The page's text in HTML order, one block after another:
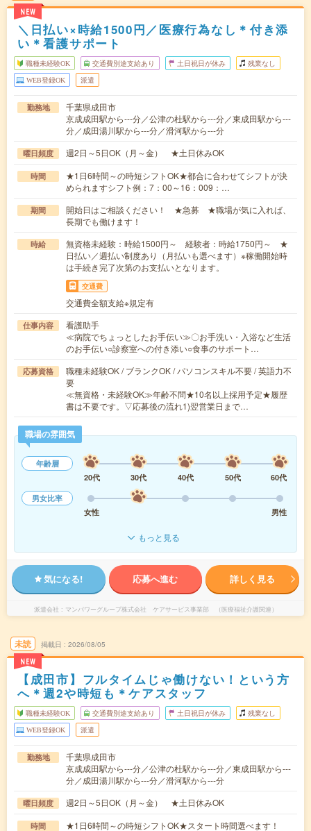
NEW
＼日払い×時給1500円／医療行為なし＊付き添
い＊看護サポート
職種未経験OK 交通費別途支給あり 土日祝日が休み 残業なし
WEB登録OK 派遣
勤務地
千葉県成田市
京成成田駅から---分／公津の杜駅から---分／東成田駅から---
分／成田湯川駅から---分／滑河駅から---分
曜日頻度 週2日～5日OK（月～金） ★土日休みOK
時間
★1日6時間～の時短シフトOK★都合に合わせてシフトが決
められますシフト例：7：00～16：009：…
期間
開始日はご相談ください！ ★急募 ★職場が気に入れば、
長期でも働けます！
時給
無資格未経験：時給1500円～ 経験者：時給1750円～ ★
日払い／週払い制度あり（月払いも選べます）※稼働開始時
は手続き完了次第のお支払いとなります。
交通費
交通費全額支給※規定有
仕事内容
看護助手
≪病院でちょっとしたお手伝い≫〇お手洗い・入浴など生活
のお手伝い○診察室への付き添い○食事のサポート…
応募資格
職種未経験OK / ブランクOK / パソコンスキル不要 / 英語力不
要
≪無資格・未経験OK≫年齢不問★10名以上採用予定★履歴
書は不要です。▽応募後の流れ1)翌営業日まで…
職場の雰囲気
年齢層
20代
30代 40代 50代
60代
男女比率
女性
男性
もっと見る
気になる! 応募へ進む 詳しく見る
派遣会社 マンパワーグループ株式会社 ケアサービス事業部 （医療福祉介護関連）
未読
NEW
掲載日 2026/08/05
【成田市】フルタイムじゃ働けない！という方
へ＊週2や時短も＊ケアスタッフ
職種未経験OK 交通費別途支給あり 土日祝日が休み 残業なし
WEB登録OK 派遣
勤務地
千葉県成田市
京成成田駅から---分／公津の杜駅から---分／東成田駅から---
分／成田湯川駅から---分／滑河駅から---分
曜日頻度 週2日～5日OK（月～金） ★土日休みOK
時間
★1日6時間～の時短シフトOK★スタート時間選べます！